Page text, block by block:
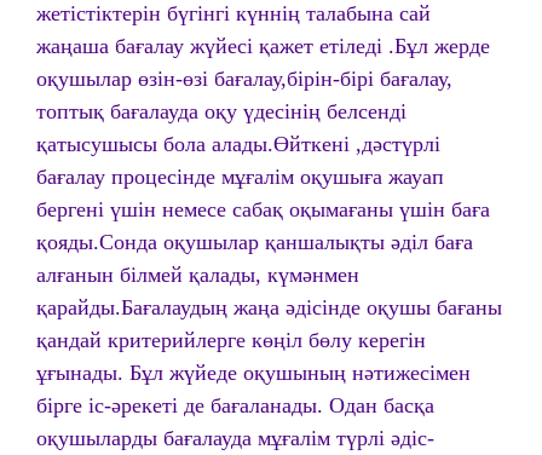
жетістіктерін бүгінгі күннің талабына сай
жаңаша бағалау жүйесі қажет етіледі .Бұл жерде
оқушылар өзін-өзі бағалау,бірін-бірі бағалау,
топтық бағалауда оқу үдесінің белсенді
қатысушысы бола алады.Өйткені ,дәстүрлі
бағалау процесінде мұғалім оқушыға жауап
бергені үшін немесе сабақ оқымағаны үшін баға
қояды.Сонда оқушылар қаншалықты әділ баға
алғанын білмей қалады, күмәнмен
қарайды.Бағалаудың жаңа әдісінде оқушы бағаны
қандай критерийлерге көңіл бөлу керегін
ұғынады. Бұл жүйеде оқушының нәтижесімен
бірге іс-әрекеті де бағаланады. Одан басқа
оқушыларды бағалауда мұғалім түрлі әдіс-